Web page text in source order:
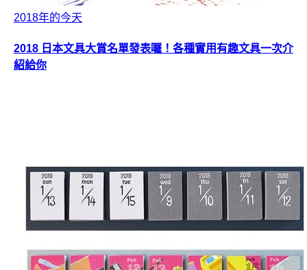
2018年的今天
2018 日本文具大賞名單發表囉！各種實用有趣文具一次介
紹給你